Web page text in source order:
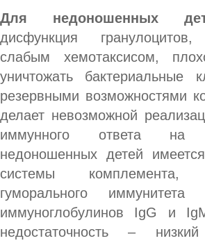
Для недоношенных
дисфункция гранулоцитов,
слабым хемотаксисом,
уничтожать бактериальные
резервными возможностями
делает невозможной
иммунного ответа
недоношенных детей имеется
системы комплемента,
гуморального
иммуноглобулинов IgG и
недостаточность –